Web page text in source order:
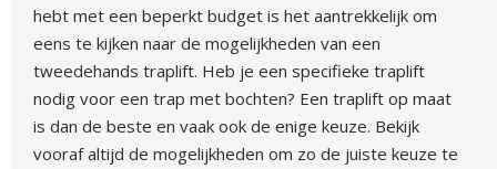
hebt met een beperkt budget is het aantrekkelijk om
eens te kijken naar de mogelijkheden van een
tweedehands traplift. Heb je een specifieke traplift
nodig voor een trap met bochten? Een traplift op maat
is dan de beste en vaak ook de enige keuze. Bekijk
vooraf altijd de mogelijkheden om zo de juiste keuze te